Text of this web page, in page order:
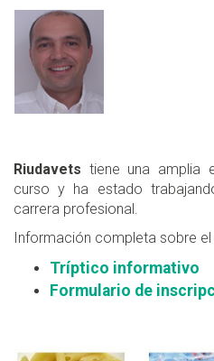
Riudavets tiene una amplia
curso y ha estado
carrera profesional.
Información completa sobre
Tríptico informativo
Formulario de